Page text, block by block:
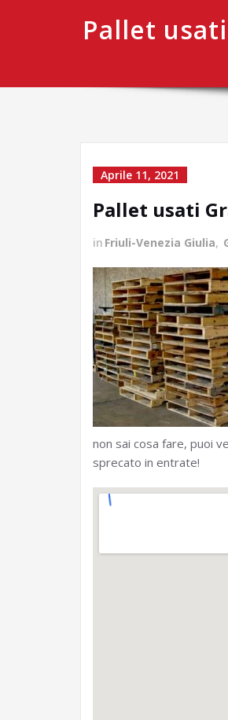
Pallet
Aprile 11, 2021
Pallet usati
in Friuli-Venezia Giulia,
non sai cosa fare, puoi
sprecato in entrate!